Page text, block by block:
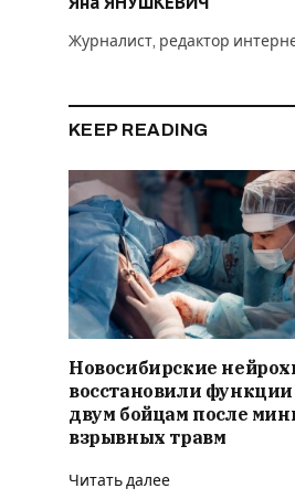
Журналист, редактор
KEEP READING
Новосибирские
восстановили функции
двум бойцам после
взрывных травм
Читать далее